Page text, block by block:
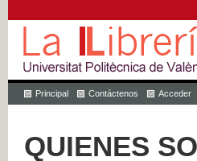
Principal Contáctenos Acceder
QUIENES